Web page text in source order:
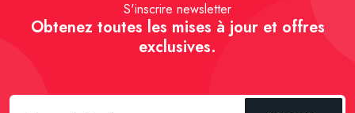
S'inscrire newsletter
Obtenez toutes les mises à jour et offres
exclusives.